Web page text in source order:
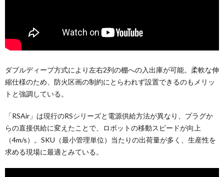
ダブルディープ方式により左右2列の棚への入出庫が可能。柔軟な伸
縮仕様のため、防火区画の制約にとらわれず設置できるのもメリッ
トと強調している。
「RSAir」は現行のRSシリーズと電源供給方法が異なり、プラグか
らの直接供給に変えたことで、ロボットの移動スピードが向上
（4m/s）。SKU（最小管理単位）当たりの出荷量が多く、生産性を
求める現場に最適とみている。